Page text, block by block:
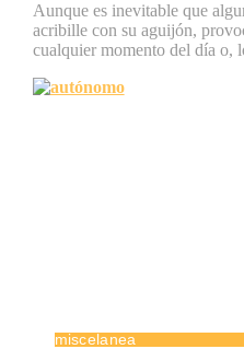
Aunque es inevitable que
acribille con su aguijón,
cualquier momento del día o,
miscelanea